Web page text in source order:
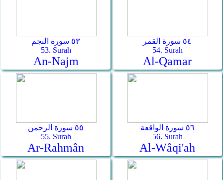
٥٣ سورة النجم
53. Surah
An-Najm
٥٤ سورة القمر
54. Surah
Al-Qamar
٥٥ سورة الرحمن
55. Surah
Ar-Rahmân
٥٦ سورة الواقعة
56. Surah
Al-Wâqi'ah